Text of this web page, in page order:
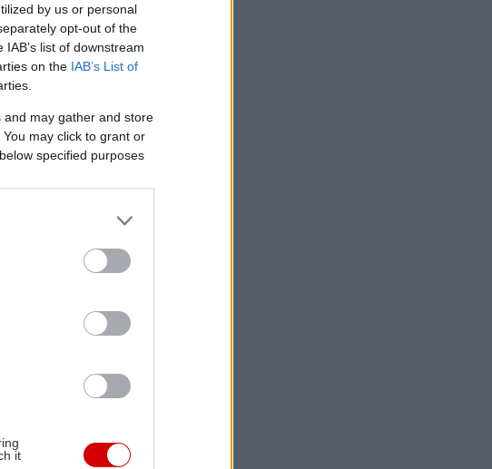
by us or personal
opt-out of the
list of downstream
on the IAB’s List of
may gather and store
may click to grant or
specified purposes
it